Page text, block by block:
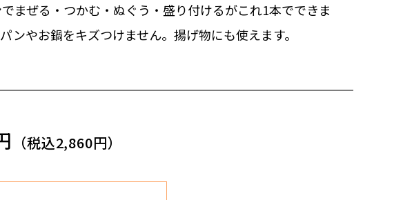
まぜる・つかむ・ぬぐう・盛り付けるがこれ1本でできま
ンやお鍋をキズつけません。揚げ物にも使えます。
（税込2,860円）